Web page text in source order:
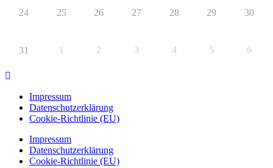
24 25 26 27 28 29 30
31 1 2 3 4 5 6
Impressum
Datenschutzerklärung
Cookie-Richtlinie (EU)
Impressum
Datenschutzerklärung
Cookie-Richtlinie (EU)